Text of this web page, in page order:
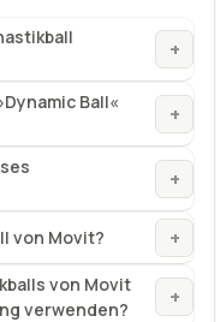
+
Ball«
+
+
von Movit? +
von Movit
verwenden?
+